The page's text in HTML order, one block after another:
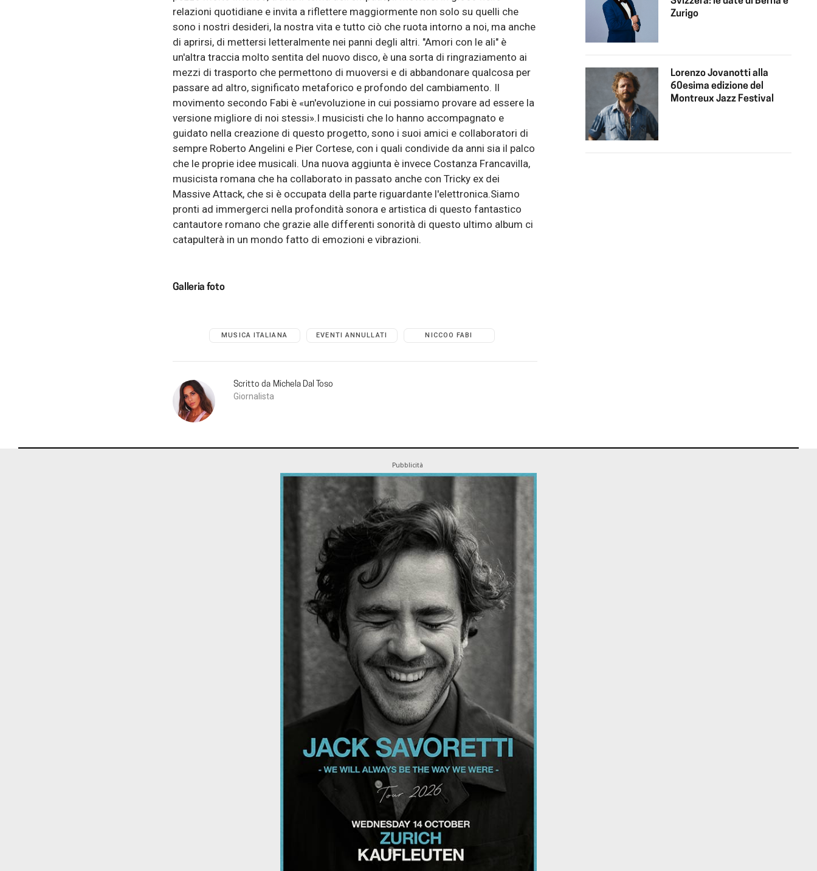
relazioni quotidiane e invita a riflettere maggiormente non solo su quelli che
sono i nostri desideri, la nostra vita e tutto ciò che ruota intorno a noi, ma anche
di aprirsi, di mettersi letteralmente nei panni degli altri. "Amori con le ali" è
un'altra traccia molto sentita del nuovo disco, è una sorta di ringraziamento ai
mezzi di trasporto che permettono di muoversi e di abbandonare qualcosa per
passare ad altro, significato metaforico e profondo del cambiamento. Il
movimento secondo Fabi è «un'evoluzione in cui possiamo provare ad essere la
versione migliore di noi stessi».I musicisti che lo hanno accompagnato e
guidato nella creazione di questo progetto, sono i suoi amici e collaboratori di
sempre Roberto Angelini e Pier Cortese, con i quali condivide da anni sia il palco
che le proprie idee musicali. Una nuova aggiunta è invece Costanza Francavilla,
musicista romana che ha collaborato in passato anche con Tricky ex dei
Massive Attack, che si è occupata della parte riguardante l'elettronica.Siamo
pronti ad immergerci nella profondità sonora e artistica di questo fantastico
cantautore romano che grazie alle differenti sonorità di questo ultimo album ci
catapulterà in un mondo fatto di emozioni e vibrazioni.
Galleria foto
MUSICA ITALIANA EVENTI ANNULLATI NICCOO FABI
Scritto da Michela Dal Toso
Giornalista
Zurigo
Lorenzo Jovanotti alla
60esima edizione del
Montreux Jazz Festival
Pubblicità